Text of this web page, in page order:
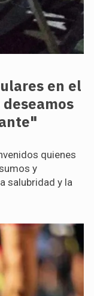
en el
quienes
y
salubridad y la